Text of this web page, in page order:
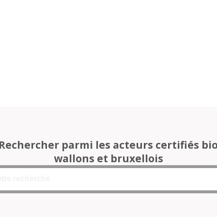
parmi les acteurs certifiés
wallons et bruxellois